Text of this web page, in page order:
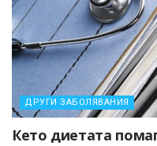
ДРУГИ ЗАБОЛЯВАНИЯ
Кето диетата